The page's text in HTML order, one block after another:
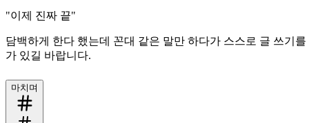
"이제 진짜 끝"
담백하게 한다 했는데 꼰대 같은 말만 하다가 스스로 글 쓰기
가 있길 바랍니다.
마치며